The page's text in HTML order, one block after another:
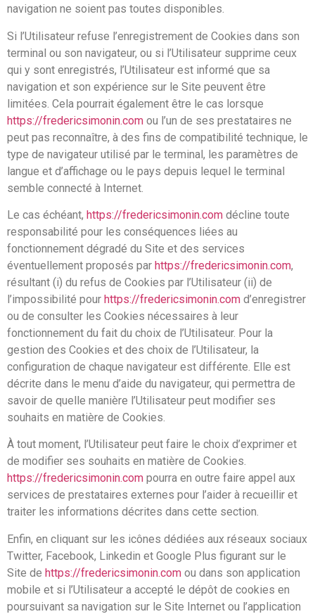
navigation ne soient pas toutes disponibles.
Si l’Utilisateur refuse l’enregistrement de Cookies dans son
terminal ou son navigateur, ou si l’Utilisateur supprime ceux
qui y sont enregistrés, l’Utilisateur est informé que sa
navigation et son expérience sur le Site peuvent être
limitées. Cela pourrait également être le cas lorsque
https://fredericsimonin.com ou l’un de ses prestataires ne
peut pas reconnaître, à des fins de compatibilité technique, le
type de navigateur utilisé par le terminal, les paramètres de
langue et d’affichage ou le pays depuis lequel le terminal
semble connecté à Internet.
Le cas échéant, https://fredericsimonin.com décline toute
responsabilité pour les conséquences liées au
fonctionnement dégradé du Site et des services
éventuellement proposés par https://fredericsimonin.com,
résultant (i) du refus de Cookies par l’Utilisateur (ii) de
l’impossibilité pour https://fredericsimonin.com d’enregistrer
ou de consulter les Cookies nécessaires à leur
fonctionnement du fait du choix de l’Utilisateur. Pour la
gestion des Cookies et des choix de l’Utilisateur, la
configuration de chaque navigateur est différente. Elle est
décrite dans le menu d’aide du navigateur, qui permettra de
savoir de quelle manière l’Utilisateur peut modifier ses
souhaits en matière de Cookies.
À tout moment, l’Utilisateur peut faire le choix d’exprimer et
de modifier ses souhaits en matière de Cookies.
https://fredericsimonin.com pourra en outre faire appel aux
services de prestataires externes pour l’aider à recueillir et
traiter les informations décrites dans cette section.
Enfin, en cliquant sur les icônes dédiées aux réseaux sociaux
Twitter, Facebook, Linkedin et Google Plus figurant sur le
Site de https://fredericsimonin.com ou dans son application
mobile et si l’Utilisateur a accepté le dépôt de cookies en
poursuivant sa navigation sur le Site Internet ou l’application